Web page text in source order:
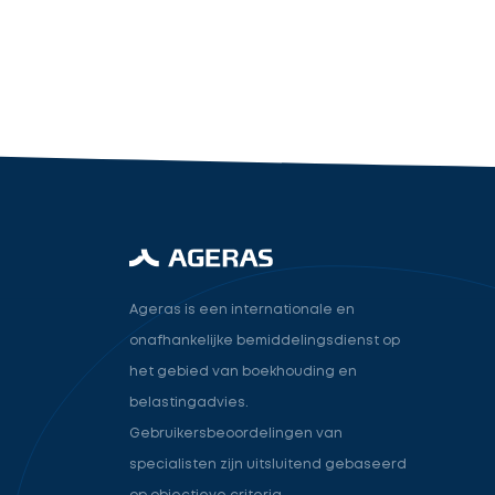
Ageras is een internationale en
onafhankelijke bemiddelingsdienst op
het gebied van boekhouding en
belastingadvies.
Gebruikersbeoordelingen van
specialisten zijn uitsluitend gebaseerd